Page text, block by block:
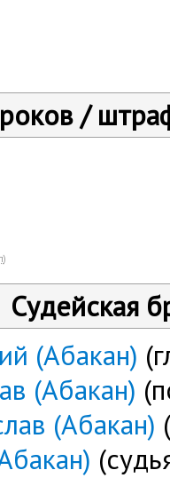
/
)
Судейская
(Абакан)
(Абакан)
(Абакан)